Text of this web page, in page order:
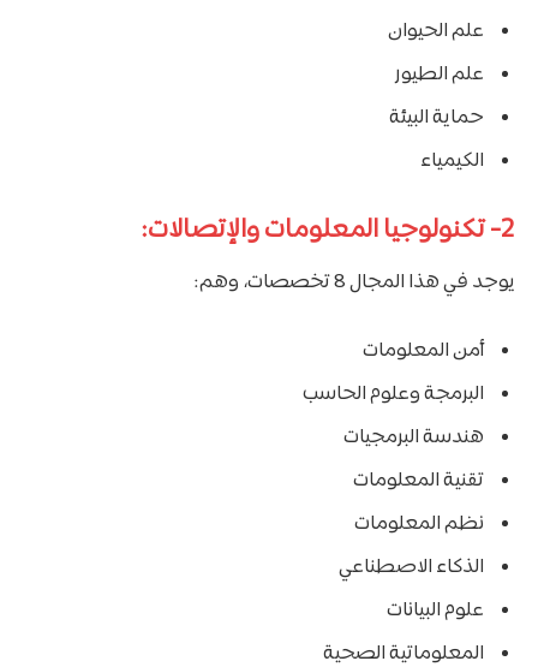
علم الحيوان
علم الطيور
حماية البيئة
الكيمياء
2- تكنولوجيا المعلومات والإتصالات:
يوجد في هذا المجال 8 تخصصات، وهم:
أمن المعلومات
البرمجة وعلوم الحاسب
هندسة البرمجيات
تقنية المعلومات
نظم المعلومات
الذكاء الاصطناعي
علوم البيانات
المعلوماتية الصحية